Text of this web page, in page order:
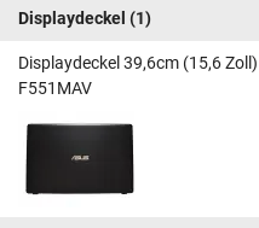
Displaydeckel (1)
Displaydeckel 39,6cm (15,6
F551MAV